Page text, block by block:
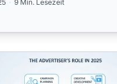
9 Min. Lesezeit
eines Werbetreibenden?